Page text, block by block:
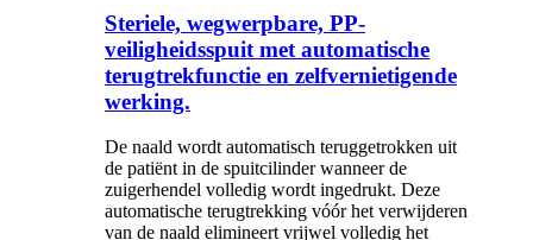
Steriele, wegwerpbare, PP-
veiligheidsspuit met automatische
terugtrekfunctie en zelfvernietigende
werking.
De naald wordt automatisch teruggetrokken uit
de patiënt in de spuitcilinder wanneer de
zuigerhendel volledig wordt ingedrukt. Deze
automatische terugtrekking vóór het verwijderen
van de naald elimineert vrijwel volledig het